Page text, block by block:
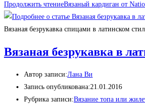
Продолжить чтениеВязаный кардиган от
Вязаная безрукавка спицами в латинском
Вязаная безрукавка в
Автор записи:Лана Ви
Запись опубликована:21.01.2016
Рубрика записи:Вязание топа или